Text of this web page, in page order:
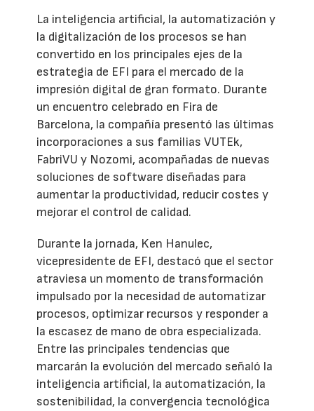
La inteligencia artificial, la automatización y
la digitalización de los procesos se han
convertido en los principales ejes de la
estrategia de EFI para el mercado de la
impresión digital de gran formato. Durante
un encuentro celebrado en Fira de
Barcelona, la compañía presentó las últimas
incorporaciones a sus familias VUTEk,
FabriVU y Nozomi, acompañadas de nuevas
soluciones de software diseñadas para
aumentar la productividad, reducir costes y
mejorar el control de calidad.
Durante la jornada, Ken Hanulec,
vicepresidente de EFI, destacó que el sector
atraviesa un momento de transformación
impulsado por la necesidad de automatizar
procesos, optimizar recursos y responder a
la escasez de mano de obra especializada.
Entre las principales tendencias que
marcarán la evolución del mercado señaló la
inteligencia artificial, la automatización, la
sostenibilidad, la convergencia tecnológica